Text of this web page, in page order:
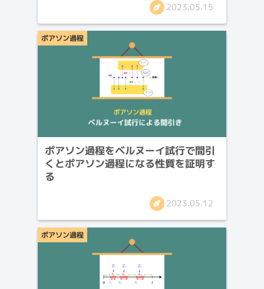
2023.05.15
ポアソン過程
ポアソン過程をベルヌーイ試行で間引
くとポアソン過程になる性質を証明す
る
2023.05.12
ポアソン過程